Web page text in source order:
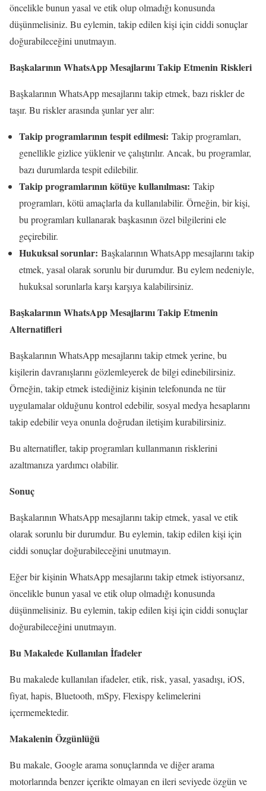
öncelikle bunun yasal ve etik olup olmadığı konusunda
düşünmelisiniz. Bu eylemin, takip edilen kişi için ciddi sonuçlar
doğurabileceğini unutmayın.
Başkalarının WhatsApp Mesajlarını Takip Etmenin Riskleri
Başkalarının WhatsApp mesajlarını takip etmek, bazı riskler de
taşır. Bu riskler arasında şunlar yer alır:
Takip programlarının tespit edilmesi: Takip programları,
genellikle gizlice yüklenir ve çalıştırılır. Ancak, bu programlar,
bazı durumlarda tespit edilebilir.
Takip programlarının kötüye kullanılması: Takip
programları, kötü amaçlarla da kullanılabilir. Örneğin, bir kişi,
bu programları kullanarak başkasının özel bilgilerini ele
geçirebilir.
Hukuksal sorunlar: Başkalarının WhatsApp mesajlarını takip
etmek, yasal olarak sorunlu bir durumdur. Bu eylem nedeniyle,
hukuksal sorunlarla karşı karşıya kalabilirsiniz.
Başkalarının WhatsApp Mesajlarını Takip Etmenin
Alternatifleri
Başkalarının WhatsApp mesajlarını takip etmek yerine, bu
kişilerin davranışlarını gözlemleyerek de bilgi edinebilirsiniz.
Örneğin, takip etmek istediğiniz kişinin telefonunda ne tür
uygulamalar olduğunu kontrol edebilir, sosyal medya hesaplarını
takip edebilir veya onunla doğrudan iletişim kurabilirsiniz.
Bu alternatifler, takip programları kullanmanın risklerini
azaltmanıza yardımcı olabilir.
Sonuç
Başkalarının WhatsApp mesajlarını takip etmek, yasal ve etik
olarak sorunlu bir durumdur. Bu eylemin, takip edilen kişi için
ciddi sonuçlar doğurabileceğini unutmayın.
Eğer bir kişinin WhatsApp mesajlarını takip etmek istiyorsanız,
öncelikle bunun yasal ve etik olup olmadığı konusunda
düşünmelisiniz. Bu eylemin, takip edilen kişi için ciddi sonuçlar
doğurabileceğini unutmayın.
Bu Makalede Kullanılan İfadeler
Bu makalede kullanılan ifadeler, etik, risk, yasal, yasadışı, iOS,
fiyat, hapis, Bluetooth, mSpy, Flexispy kelimelerini
içermemektedir.
Makalenin Özgünlüğü
Bu makale, Google arama sonuçlarında ve diğer arama
motorlarında benzer içerikte olmayan en ileri seviyede özgün ve